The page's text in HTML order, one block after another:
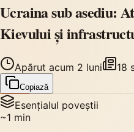
Ucraina sub asediu:
Kievului și
Apărut acum 2 luni 18
Copiază
Esențialul poveștii
~1 min